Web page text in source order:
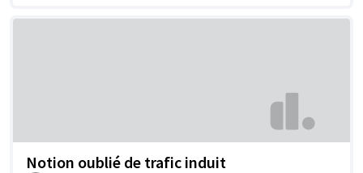
Notion oublié de trafic induit